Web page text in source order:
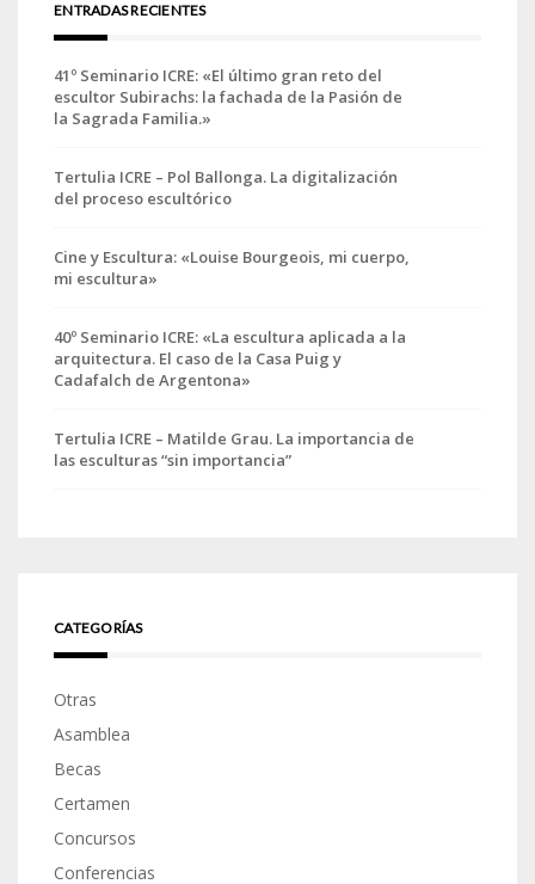
ENTRADAS RECIENTES
41º Seminario ICRE: «El último gran reto del
escultor Subirachs: la fachada de la Pasión de
la Sagrada Familia.»
Tertulia ICRE – Pol Ballonga. La digitalización
del proceso escultórico
Cine y Escultura: «Louise Bourgeois, mi cuerpo,
mi escultura»
40º Seminario ICRE: «La escultura aplicada a la
arquitectura. El caso de la Casa Puig y
Cadafalch de Argentona»
Tertulia ICRE – Matilde Grau. La importancia de
las esculturas “sin importancia”
CATEGORÍAS
Otras
Asamblea
Becas
Certamen
Concursos
Conferencias